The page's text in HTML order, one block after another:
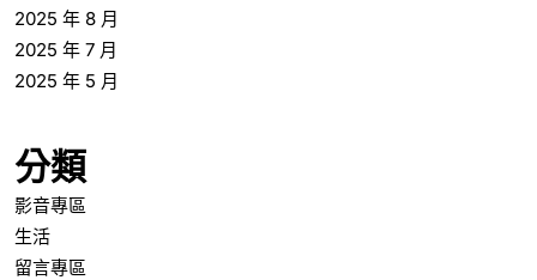
2025 年 8 月
2025 年 7 月
2025 年 5 月
分類
影音專區
生活
留言專區